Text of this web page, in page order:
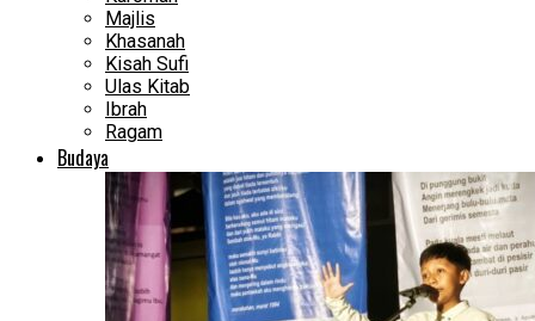
Majlis
Khasanah
Kisah Sufi
Ulas Kitab
Ibrah
Ragam
Budaya